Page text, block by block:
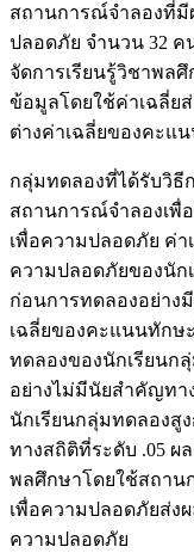
สถานการณ์จำลองที่
ปลอดภัย จำนวน 32
จัดการเรียนรู้วิชาพล
ข้อมูลโดยใช้ค่าเฉลี่ย
ต่างค่าเฉลี่ยของคะ
กลุ่มทดลองที่ได้รับวิธี
สถานการณ์จำลองเพื่
เพื่อความปลอดภัย ค่
ความปลอดภัยของนัก
ก่อนการทดลองอย่าง
เฉลี่ยของคะแนนทักษ
ทดลองของนักเรียนก
อย่างไม่มีนัยสำคัญทา
นักเรียนกลุ่มทดลองสู
ทางสถิติที่ระดับ .05 ผ
พลศึกษาโดยใช้สถา
เพื่อความปลอดภัยส่ง
ความปลอดภัย